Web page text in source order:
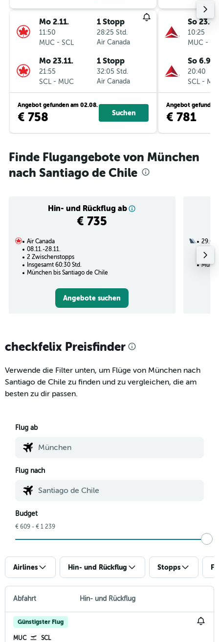
Mo 2.11.
11:50
MUC - SCL
1 Stopp
28:25 Std.
Air Canada
Mo 23.11.
21:55
SCL - MUC
1 Stopp
32:05 Std.
Air Canada
Angebot gefunden am 02.08.
€ 758 Suchen
So 23.8.
10:25
MUC -
So 6.9.
20:40
SCL -
Angebot gefunden
€ 781
Finde Flugangebote von München
nach Santiago de Chile
Hin- und Rückflug ab
€ 735
Air Canada
08.11.-28.11.
2 Zwischenstopps
Insgesamt 60:30 Std.
München bis Santiago de Chile
Angebote suchen
29.01.
checkfelix Preisfinder
Verwende die Filter unten, um Flüge von München nach
Santiago de Chile zu finden und zu vergleichen, die am
besten zu dir passen.
Flug ab
Flug nach
Budget
€ 609 - € 1 239
Airlines Hin- und Rückflug Stopps
Abfahrt Hin- und Rückflug
Günstigster Flug
MUC SCL